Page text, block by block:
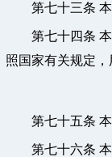
第七十三条
第七十四条
照国家有关规定
第七十五条
第七十六条